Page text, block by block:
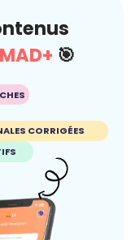
🎯
CORRIGÉES